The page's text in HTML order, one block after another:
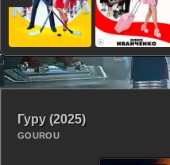
Гуру (2025)
GOUROU